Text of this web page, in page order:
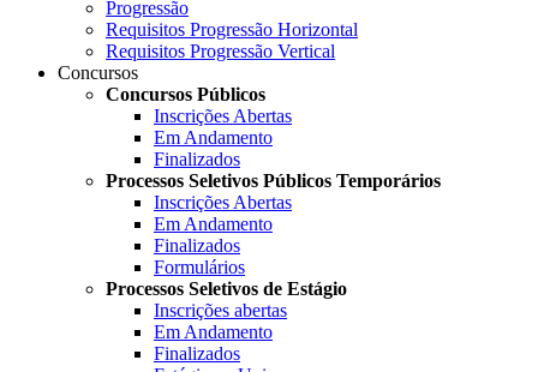
Progressão
Requisitos Progressão Horizontal
Requisitos Progressão Vertical
Concursos
Concursos Públicos
Inscrições Abertas
Em Andamento
Finalizados
Processos Seletivos Públicos Temporários
Inscrições Abertas
Em Andamento
Finalizados
Formulários
Processos Seletivos de Estágio
Inscrições abertas
Em Andamento
Finalizados